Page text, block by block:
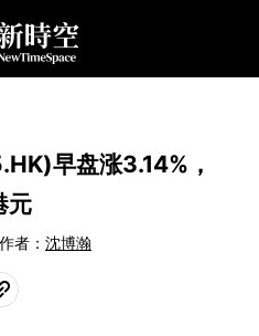
早盘涨3.14%，
元
者： 沈博瀚